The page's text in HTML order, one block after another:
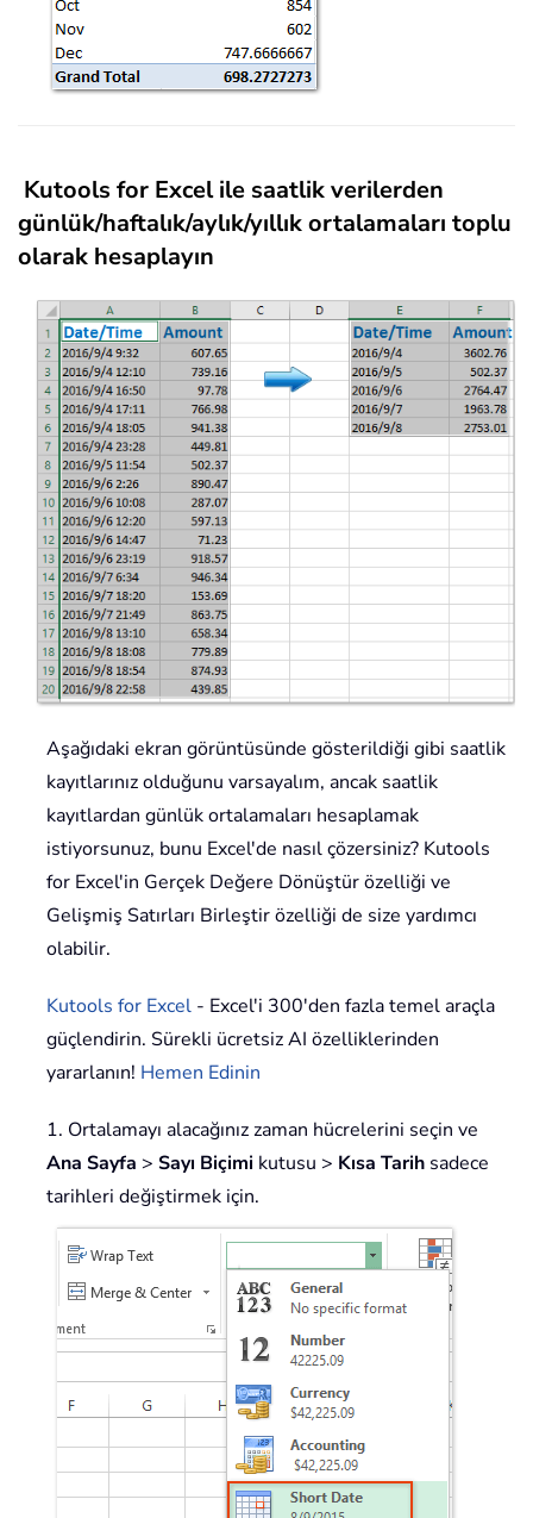
Kutools for Excel ile saatlik verilerden
günlük/haftalık/aylık/yıllık ortalamaları toplu
olarak hesaplayın
Aşağıdaki ekran görüntüsünde gösterildiği gibi saatlik
kayıtlarınız olduğunu varsayalım, ancak saatlik
kayıtlardan günlük ortalamaları hesaplamak
istiyorsunuz, bunu Excel'de nasıl çözersiniz? Kutools
for Excel'in Gerçek Değere Dönüştür özelliği ve
Gelişmiş Satırları Birleştir özelliği de size yardımcı
olabilir.
Kutools for Excel - Excel'i 300'den fazla temel araçla
güçlendirin. Sürekli ücretsiz AI özelliklerinden
yararlanın! Hemen Edinin
1. Ortalamayı alacağınız zaman hücrelerini seçin ve
Ana Sayfa > Sayı Biçimi kutusu > Kısa Tarih sadece
tarihleri değiştirmek için.